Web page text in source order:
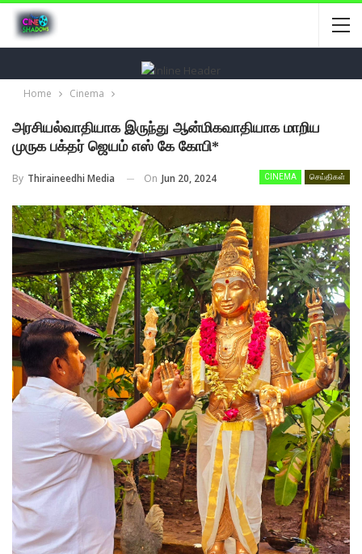
Home Cinema
அரசியல்வாதியாக இருந்து ஆன்மிகவாதியாக மாறிய
முருக பக்தர் ஜெயம் எஸ் கே கோபி*
CINEMA செய்திகள்
By Thiraineedhi Media On Jun 20, 2024